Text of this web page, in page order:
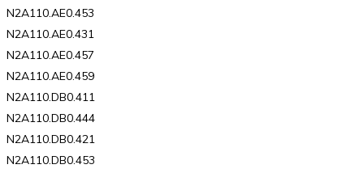
N2A110.AE0.453
N2A110.AE0.431
N2A110.AE0.457
N2A110.AE0.459
N2A110.DB0.411
N2A110.DB0.444
N2A110.DB0.421
N2A110.DB0.453